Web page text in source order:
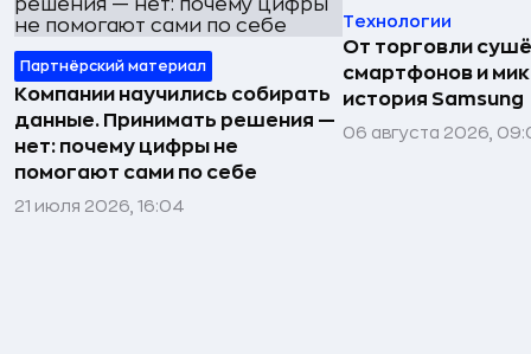
Партнёрский материал
Компании научились собирать
данные. Принимать решения —
нет: почему цифры не
помогают сами по себе
21 июля 2026, 16:04
Технологии
От торговли
смартфонов и
история Samsung
06 августа 2026,